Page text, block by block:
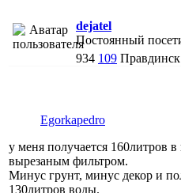
dejatel
Постоянный
934 109 Правдинск
Egorkapedro
у меня получается 160литров
вырезаным фильтром.
Минус грунт, минус декор и
130литров воды.